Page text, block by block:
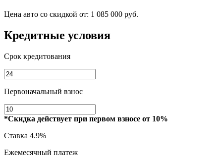
Цена авто со скидкой от: 1 085 000 руб.
Кредитные условия
Срок кредитования
Первоначальный взнос
*Скидка действует при первом взносе от 10%
Ставка 4.9%
Ежемесячный платеж